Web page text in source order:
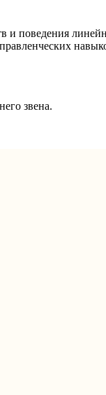
и поведения
звена.